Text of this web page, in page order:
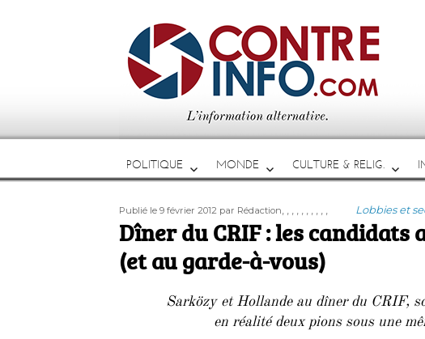
POLITIQUE MONDE CULTURE & RELIG.
Publié
le
Publié le 9 février 2012 Auteur
par Rédaction Catégories
Lobbies et
, , , , , , , , , ,
Dîner du CRIF : les candidats
(et au garde-à-vous)
Sarközy et Hollande au dîner du CRIF,
en réalité deux pions sous une